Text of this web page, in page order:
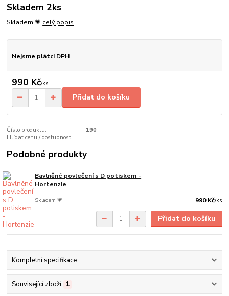
Skladem 2ks
Skladem 💗 celý popis
Nejsme plátci DPH
990 Kč/ks
Přidat do košíku
Číslo produktu:
190
Hlídat cenu / dostupnost
Podobné produkty
Bavlněné povlečení s D potiskem -
Hortenzie
Skladem 💗 990 Kč/ks
Přidat do košíku
Kompletní specifikace
Související zboží 1